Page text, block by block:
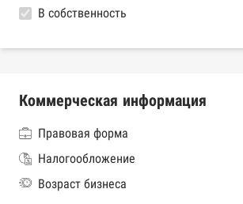
В собственность
Коммерческая информация
Правовая форма
Налогообложение
Возраст бизнеса